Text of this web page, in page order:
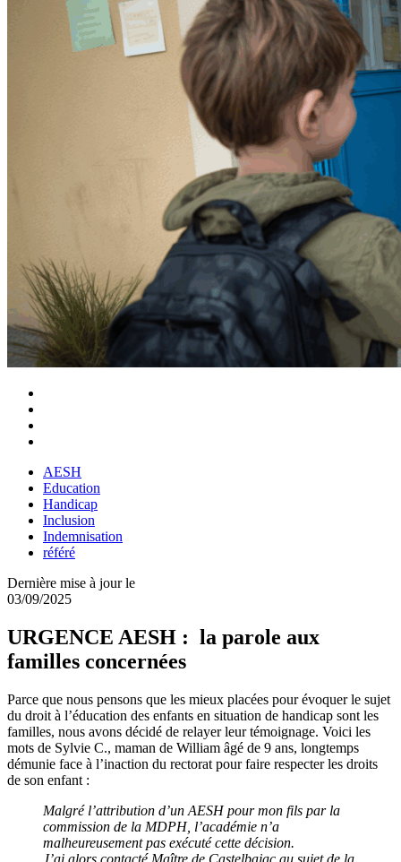
AESH
Education
Handicap
Inclusion
Indemnisation
référé
Dernière mise à jour le
03/09/2025
URGENCE AESH : la parole aux
familles concernées
Parce que nous pensons que les mieux placées pour évoquer le sujet
du droit à l’éducation des enfants en situation de handicap sont les
familles, nous avons décidé de relayer leur témoignage. Voici les
mots de Sylvie C., maman de William âgé de 9 ans, longtemps
démunie face à l’inaction du rectorat pour faire respecter les droits
de son enfant :
Malgré l’attribution d’un AESH pour mon fils par la
commission de la MDPH, l’académie n’a
malheureusement pas exécuté cette décision.
J’ai alors contacté Maître de Castelbajac au sujet de la